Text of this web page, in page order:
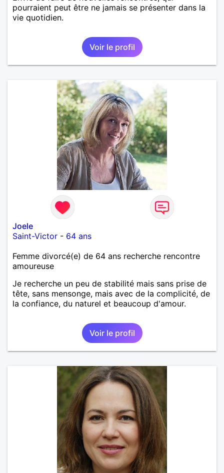
pourraient peut être ne jamais se présenter dans la
vie quotidien.
Voir le profil
Joele
Saint-Victor - 64 ans
Femme divorcé(e) de 64 ans recherche rencontre
amoureuse
Je recherche un peu de stabilité mais sans prise de
tête, sans mensonge, mais avec de la complicité, de
la confiance, du naturel et beaucoup d'amour.
Voir le profil